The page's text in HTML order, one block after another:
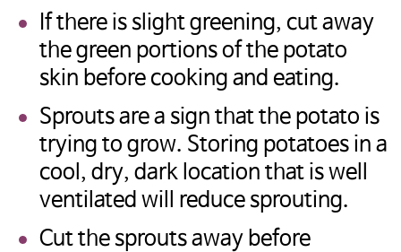
If there is slight greening, cut away
the green portions of the potato
skin before cooking and eating.
Sprouts are a sign that the potato is
trying to grow. Storing potatoes in a
cool, dry, dark location that is well
ventilated will reduce sprouting.
Cut the sprouts away before